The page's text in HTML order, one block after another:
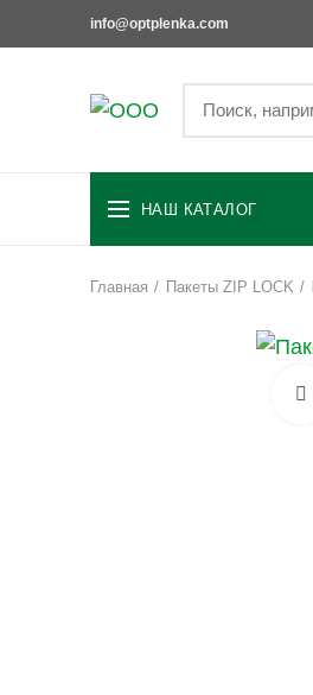
info@optplenka.com
НАШ КАТАЛОГ
Главная Пакеты ZIP LOCK